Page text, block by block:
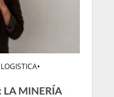
LOGISTICA•
LA MINERÍA